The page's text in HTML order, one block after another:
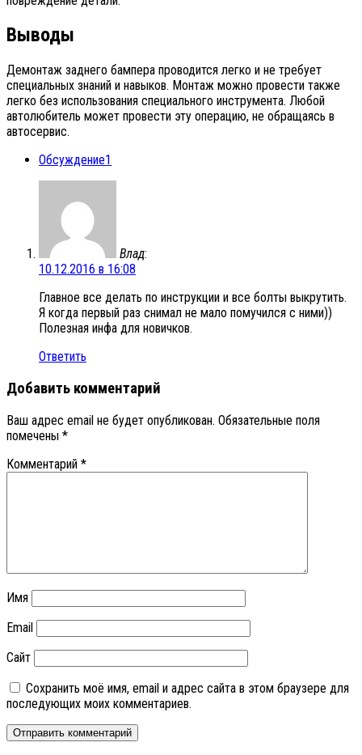
Выводы
Демонтаж заднего бампера проводится легко и не требует
специальных знаний и навыков. Монтаж можно провести также
легко без использования специального инструмента. Любой
автолюбитель может провести эту операцию, не обращаясь в
автосервис.
Обсуждение1
Влад:
10.12.2016 в 16:08
Главное все делать по инструкции и все болты выкрутить.
Я когда первый раз снимал не мало помучился с ними))
Полезная инфа для новичков.
Ответить
Добавить комментарий
Ваш адрес email не будет опубликован. Обязательные поля
помечены *
Комментарий *
Имя
Email
Сайт
Сохранить моё имя, email и адрес сайта в этом браузере для
последующих моих комментариев.